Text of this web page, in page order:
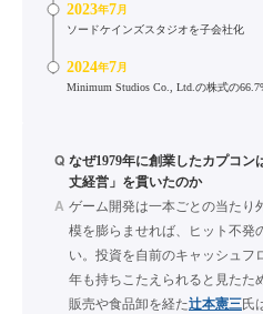
2023年7月
ソードケインズスタジオを子会社化
2024年7月
Minimum Studios Co., Ltd.の株式の
Q なぜ1979年に創業したカプコ
丈経営」を貫いたのか
A ゲーム開発は一本ごとの当たり
模を膨らませれば、ヒット不発
い。投資を自前のキャッシュフ
年も持ちこたえられると見たた
販売や食品卸を経た辻本憲三氏